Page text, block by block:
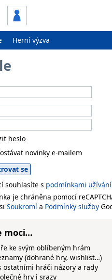
Herní výzva
heslo
novinky e-mailem
souhlasíte s podmínkami užívání
je chráněna pomocí
Soukromí a Podmínky služby
moci…
ke svým oblíbeným hrám
(dohrané hry, wishlist…)
ostatními hráči názory a rady
hry i srazy